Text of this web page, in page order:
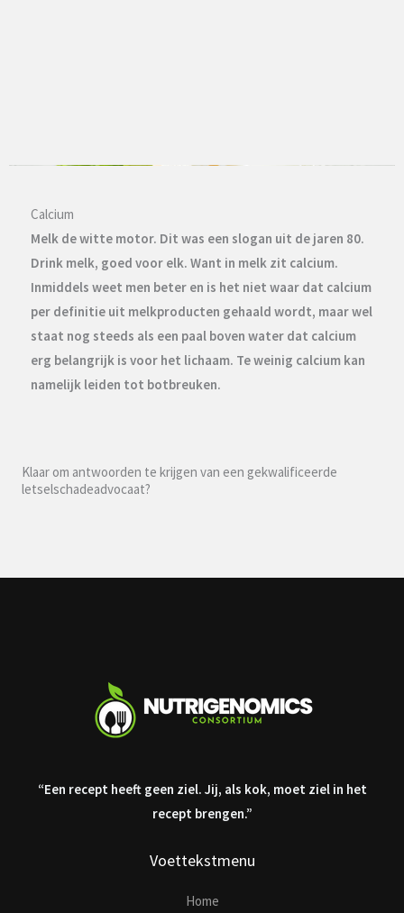
Calcium
Melk de witte motor. Dit was een slogan uit de jaren 80.
Drink melk, goed voor elk. Want in melk zit calcium.
Inmiddels weet men beter en is het niet waar dat calcium
per definitie uit melkproducten gehaald wordt, maar wel
staat nog steeds als een paal boven water dat calcium
erg belangrijk is voor het lichaam. Te weinig calcium kan
namelijk leiden tot botbreuken.
Klaar om antwoorden te krijgen van een gekwalificeerde
letselschadeadvocaat?
“Een recept heeft geen ziel. Jij, als kok, moet ziel in het
recept brengen.”
Voettekstmenu
Home